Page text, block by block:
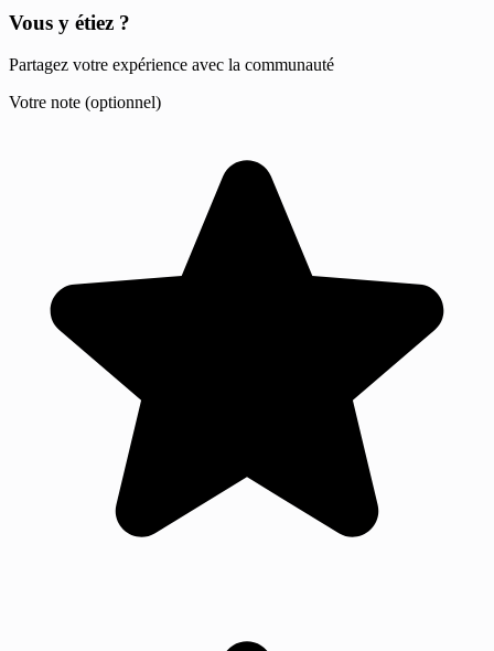
Vous y étiez ?
Partagez votre expérience avec la communauté
Votre note (optionnel)